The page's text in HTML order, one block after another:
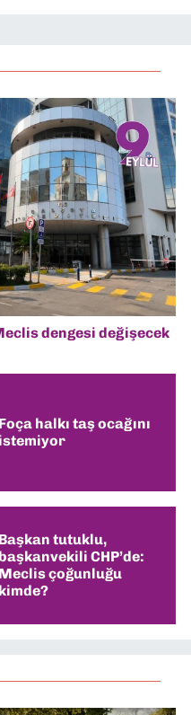
dengesi değişecek
Foça halkı taş ocağını
istemiyor
Başkan tutuklu,
başkanvekili CHP’de:
Meclis çoğunluğu
kimde?